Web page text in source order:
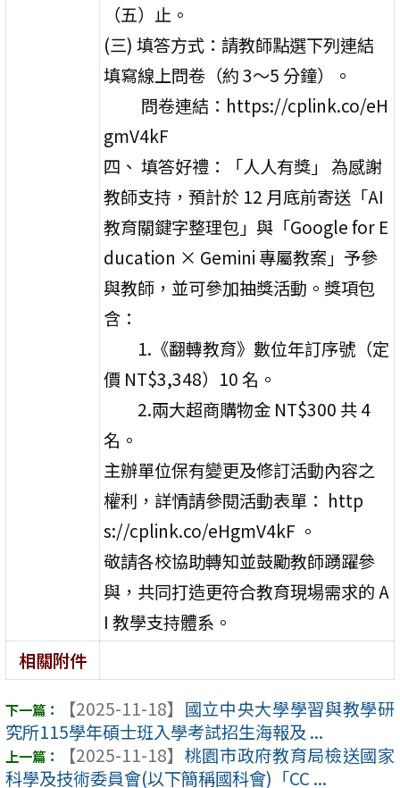
（五）止。
(三) 填答方式：請教師點選下列連結
填寫線上問卷（約 3～5 分鐘）。
問卷連結：https://cplink.co/eH
gmV4kF
四、 填答好禮：「人人有獎」 為感謝
教師支持，預計於 12 月底前寄送「AI
教育關鍵字整理包」與「Google for E
ducation × Gemini 專屬教案」予參
與教師，並可參加抽獎活動。獎項包
含：
1.《翻轉教育》數位年訂序號（定
價 NT$3,348）10 名。
2.兩大超商購物金 NT$300 共 4
名。
主辦單位保有變更及修訂活動內容之
權利，詳情請參閱活動表單： http
s://cplink.co/eHgmV4kF 。
敬請各校協助轉知並鼓勵教師踴躍參
與，共同打造更符合教育現場需求的 A
I 教學支持體系。
相關附件
【2025-11-18】 國立中央大學學習與教學研
究所115學年碩士班入學考試招生海報及 ...
【2025-11-18】 桃園市政府教育局檢送國家
科學及技術委員會(以下簡稱國科會)「CC ...